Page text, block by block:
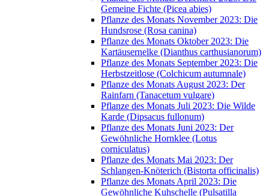
Gemeine Fichte (Picea abies)
Pflanze des Monats November 2023: Die
Hundsrose (Rosa canina)
Pflanze des Monats Oktober 2023: Die
Kartäusernelke (Dianthus carthusianorum)
Pflanze des Monats September 2023: Die
Herbstzeitlose (Colchicum autumnale)
Pflanze des Monats August 2023: Der
Rainfarn (Tanacetum vulgare)
Pflanze des Monats Juli 2023: Die Wilde
Karde (Dipsacus fullonum)
Pflanze des Monats Juni 2023: Der
Gewöhnliche Hornklee (Lotus
corniculatus)
Pflanze des Monats Mai 2023: Der
Schlangen-Knöterich (Bistorta officinalis)
Pflanze des Monats April 2023: Die
Gewöhnliche Kuhschelle (Pulsatilla